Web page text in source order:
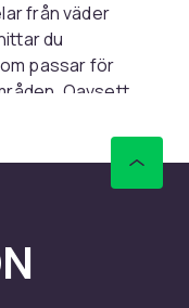
från väder
du
passar för
Oavsett
presenningar
och finns
dina behov.